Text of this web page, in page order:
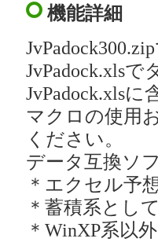
機能詳細
JvPadock.xls
JvPadock.xls
マクロの使用
ください。
データ互換ソ
＊エクセル予
＊蓄積系とし
＊WinXP系以